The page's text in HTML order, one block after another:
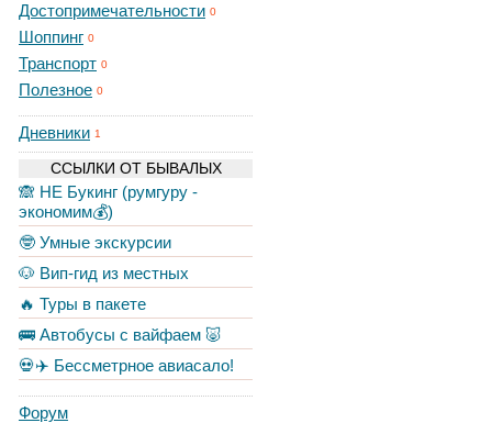
Достопримечательности 0
Шоппинг 0
Транспорт 0
Полезное 0
Дневники 1
ССЫЛКИ ОТ БЫВАЛЫХ
🙈 НЕ Букинг (румгуру -
экономим💰)
🤓 Умные экскурсии
🐶 Вип-гид из местных
🔥 Туры в пакете
🚌 Автобусы с вайфаем 🐷
💀✈️ Бессметрное авиасало!
Форум